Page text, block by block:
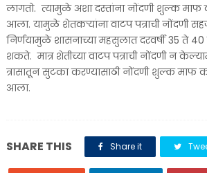
लागतो. त्यामुळे अशा दस्तांना नोंदणी शुल्क माफ
आला. यामुळे शेतकऱ्यांना वाटप पत्राची नोंदणी
निर्णयामुळे शासनाच्या महसुलात दरवर्षी 35 ते
शकते. मात्र शेतीच्या वाटप पत्राची नोंदणी न
त्रासातून सुटका करण्यासाठी नोंदणी शुल्क माफ
आला.
SHARE THIS Share it